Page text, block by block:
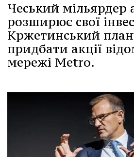
Чеський мільярдер
розширює свої
Кржетинський
придбати акції
мережі Metro.